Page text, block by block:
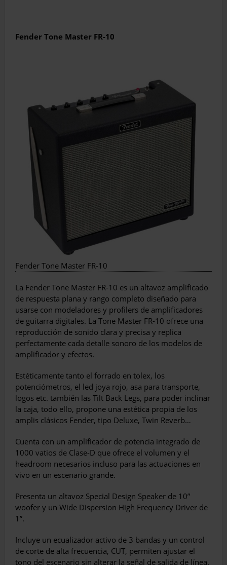
Fender Tone Master FR-10
Fender Tone Master FR-10
La Fender Tone Master FR-10 es un altavoz amplificado
de respuesta plana y rango completo diseñado para
usarse con modeladores y profilers de amplificadores
de guitarra digitales. La Tone Master FR-10 ofrece una
reproducción de sonido clara y precisa y replica
perfectamente cada detalle sonoro de los modelos de
amplificador y efectos.
Estéticamente tanto el forrado en tolex, los
potenciómetros, el led joya rojo, asa para transporte,
logos etc. también las Tilt Back Legs, para poder inclinar
la caja, todo ello, propone una estética propia de los
amplis clásicos Fender, tipo Deluxe, Twin Reverb…
Cuenta con un amplificador de potencia integrado de
1000 vatios de Clase-D que ofrece el volumen y el
headroom necesarios incluso para las actuaciones en
vivo en un escenario grande.
Presenta un altavoz Special Design Speaker de 10”
woofer y un Wide Dispersion High Frequency Driver de
1”.
Incluye un ecualizador activo de 3 bandas y un control
de corte de alta frecuencia, CUT, permiten ajustar el
tono del escenario sin alterar la señal de salida de línea.